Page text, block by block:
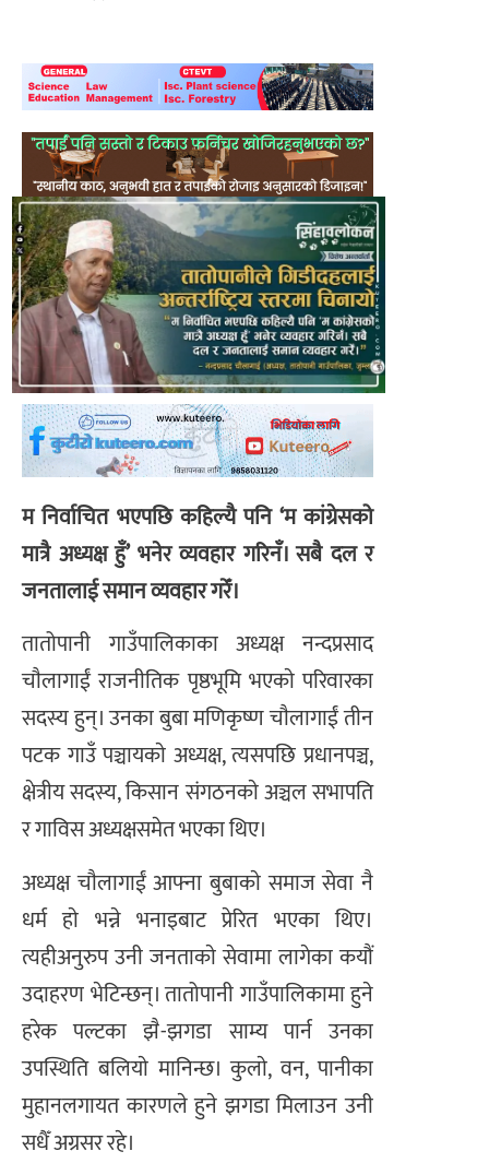
म निर्वाचित भएपछि कहिल्यै पनि ‘म कांग्रेसको
मात्रै अध्यक्ष हुँ’ भनेर व्यवहार गरिनँ। सबै दल र
जनतालाई समान व्यवहार गरेँ।
तातोपानी गाउँपालिकाका अध्यक्ष नन्दप्रसाद
चाैलागाईं राजनीतिक पृष्ठभूमि भएकाे परिवारका
सदस्य हुन्। उनका बुबा मणिकृष्ण चाैलागाईं तीन
पटक गाउँ पञ्चायकाे अध्यक्ष, त्यसपछि प्रधानपञ्च,
क्षेत्रीय सदस्य, किसान संगठनकाे अञ्चल सभापति
र गाविस अध्यक्षसमेत भएका थिए।
अध्यक्ष चाैलागाईं आफ्ना बुबाकाे समाज सेवा नै
धर्म हाे भन्ने भनाइबाट प्रेरित भएका थिए।
त्यहीअनुरुप उनी जनताकाे सेवामा लागेका कयौं
उदाहरण भेटिन्छन्। तातोपानी गाउँपालिकामा हुने
हरेक पल्टका झै-झगडा साम्य पार्न उनका
उपस्थिति बलियाे मानिन्छ। कुलाे, वन, पानीका
मुहानलगायत कारणले हुने झगडा मिलाउन उनी
सधैँ अग्रसर रहे।